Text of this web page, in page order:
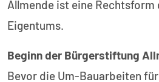
Allmende ist eine
Eigentums.
Beginn der Bürgerstiftung
Bevor die Um-Bauarbeiten